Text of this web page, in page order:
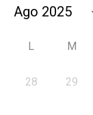
L M
28 29